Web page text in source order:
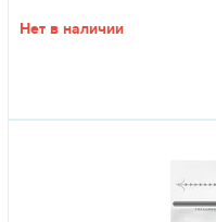
Нет в наличии